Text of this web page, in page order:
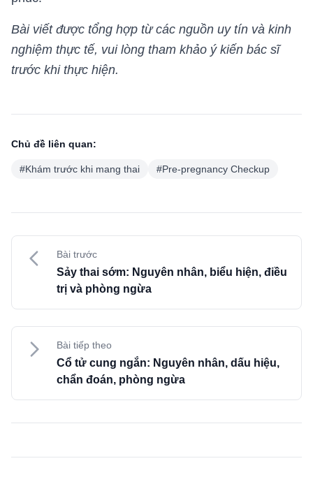
Bài viết được tổng hợp từ các nguồn uy tín và kinh
nghiệm thực tế, vui lòng tham khảo ý kiến bác sĩ
trước khi thực hiện.
Chủ đề liên quan:
#Khám trước khi mang thai #Pre-pregnancy Checkup
Bài trước
Sảy thai sớm: Nguyên nhân, biểu hiện, điều
trị và phòng ngừa
Bài tiếp theo
Cổ tử cung ngắn: Nguyên nhân, dấu hiệu,
chẩn đoán, phòng ngừa